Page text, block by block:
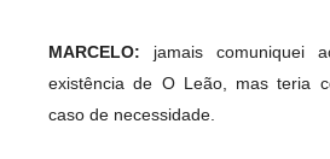
MARCELO: jamais comuniquei
existência de O Leão, mas teria
caso de necessidade.